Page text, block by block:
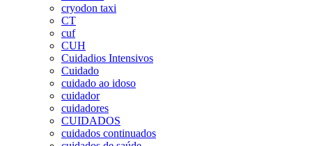
cryodon taxi
CT
cuf
CUH
Cuidadios Intensivos
Cuidado
cuidado ao idoso
cuidador
cuidadores
CUIDADOS
cuidados continuados